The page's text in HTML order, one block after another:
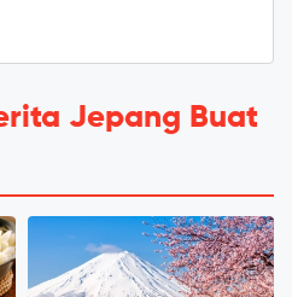
Jepang Buat